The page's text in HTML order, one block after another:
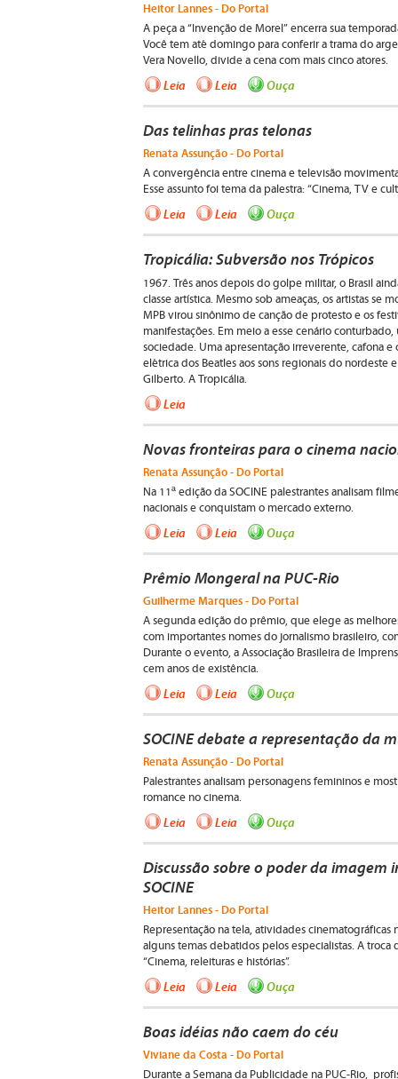
Heitor Lannes - Do Portal
A peça a “Invenção de Morel” encerra sua
Você tem até domingo para conferir a trama do
Vera Novello, divide a cena com mais cinco atores.
Leia Leia Ouça
Das telinhas pras telonas
Renata Assunção - Do Portal
A convergência entre cinema e televisão
Esse assunto foi tema da palestra: “Cinema, TV e
Leia Leia Ouça
Tropicália: Subversão nos Trópicos
1967. Três anos depois do golpe militar, o Brasil
classe artística. Mesmo sob ameaças, os artistas se
MPB virou sinônimo de canção de protesto e os
manifestações. Em meio a esse cenário
sociedade. Uma apresentação irreverente, cafona
elétrica dos Beatles aos sons regionais do nordeste
Gilberto. A Tropicália.
Leia
Novas fronteiras para o cinema
Renata Assunção - Do Portal
Na 11ª edição da SOCINE palestrantes analisam
nacionais e conquistam o mercado externo.
Leia Leia Ouça
Prêmio Mongeral na PUC-Rio
Guilherme Marques - Do Portal
A segunda edição do prêmio, que elege as
com importantes nomes do jornalismo brasileiro,
Durante o evento, a Associação Brasileira de
cem anos de existência.
Leia Leia Ouça
SOCINE debate a representação da
Renata Assunção - Do Portal
Palestrantes analisam personagens femininos e
romance no cinema.
Leia Leia Ouça
Discussão sobre o poder da
SOCINE
Heitor Lannes - Do Portal
Representação na tela, atividades
alguns temas debatidos pelos especialistas. A
“Cinema, releituras e histórias”.
Leia Leia Ouça
Boas idéias não caem do céu
Viviane da Costa - Do Portal
Durante a Semana da Publicidade na PUC-Rio,